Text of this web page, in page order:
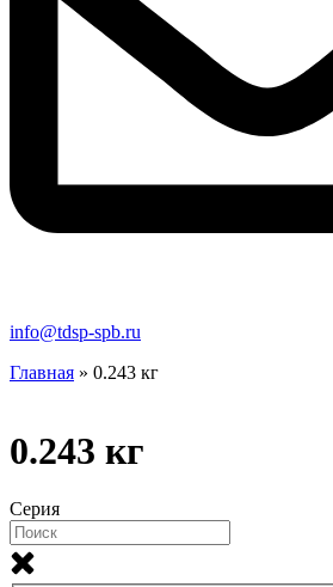
info@tdsp-spb.ru
Главная » 0.243 кг
0.243 кг
Серия